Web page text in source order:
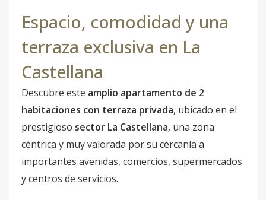
Espacio, comodidad y una
terraza exclusiva en La
Castellana
Descubre este amplio apartamento de 2
habitaciones con terraza privada, ubicado en el
prestigioso sector La Castellana, una zona
céntrica y muy valorada por su cercanía a
importantes avenidas, comercios, supermercados
y centros de servicios.